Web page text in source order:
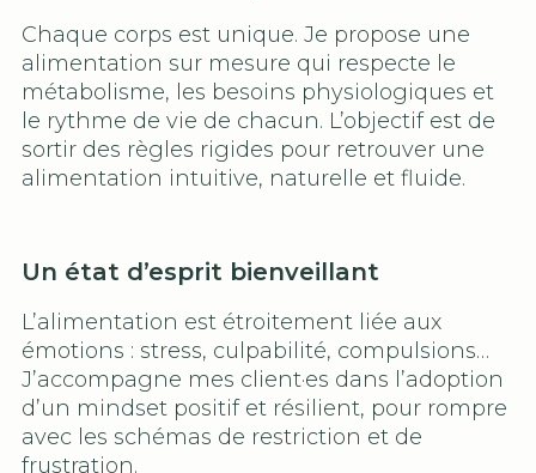
Chaque corps est unique. Je propose une
alimentation sur mesure qui respecte le
métabolisme, les besoins physiologiques et
le rythme de vie de chacun. L’objectif est de
sortir des règles rigides pour retrouver une
alimentation intuitive, naturelle et fluide.
Un état d’esprit bienveillant
L’alimentation est étroitement liée aux
émotions : stress, culpabilité, compulsions…
J’accompagne mes client·es dans l’adoption
d’un mindset positif et résilient, pour rompre
avec les schémas de restriction et de
frustration.